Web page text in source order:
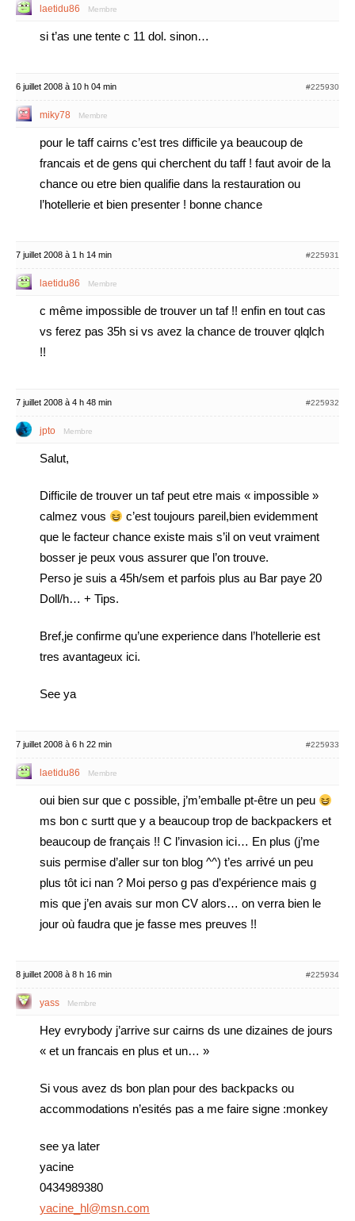
laetidu86 Membre
si t’as une tente c 11 dol. sinon…
6 juillet 2008 à 10 h 04 min #225930
miky78 Membre
pour le taff cairns c’est tres difficile ya beaucoup de
francais et de gens qui cherchent du taff ! faut avoir de la
chance ou etre bien qualifie dans la restauration ou
l’hotellerie et bien presenter ! bonne chance
7 juillet 2008 à 1 h 14 min #225931
laetidu86 Membre
c même impossible de trouver un taf !! enfin en tout cas
vs ferez pas 35h si vs avez la chance de trouver qlqlch
!!
7 juillet 2008 à 4 h 48 min #225932
jpto Membre
Salut,
Difficile de trouver un taf peut etre mais « impossible »
calmez vous
c’est toujours pareil,bien evidemment
que le facteur chance existe mais s’il on veut vraiment
bosser je peux vous assurer que l’on trouve.
Perso je suis a 45h/sem et parfois plus au Bar paye 20
Doll/h… + Tips.
Bref,je confirme qu’une experience dans l’hotellerie est
tres avantageux ici.
See ya
7 juillet 2008 à 6 h 22 min #225933
laetidu86 Membre
oui bien sur que c possible, j’m’emballe pt-être un peu
ms bon c surtt que y a beaucoup trop de backpackers et
beaucoup de français !! C l’invasion ici… En plus (j’me
suis permise d’aller sur ton blog ^^) t’es arrivé un peu
plus tôt ici nan ? Moi perso g pas d’expérience mais g
mis que j’en avais sur mon CV alors… on verra bien le
jour où faudra que je fasse mes preuves !!
8 juillet 2008 à 8 h 16 min #225934
yass Membre
Hey evrybody j’arrive sur cairns ds une dizaines de jours
« et un francais en plus et un… »
Si vous avez ds bon plan pour des backpacks ou
accommodations n’esités pas a me faire signe :monkey
see ya later
yacine
0434989380
yacine_hl@msn.com